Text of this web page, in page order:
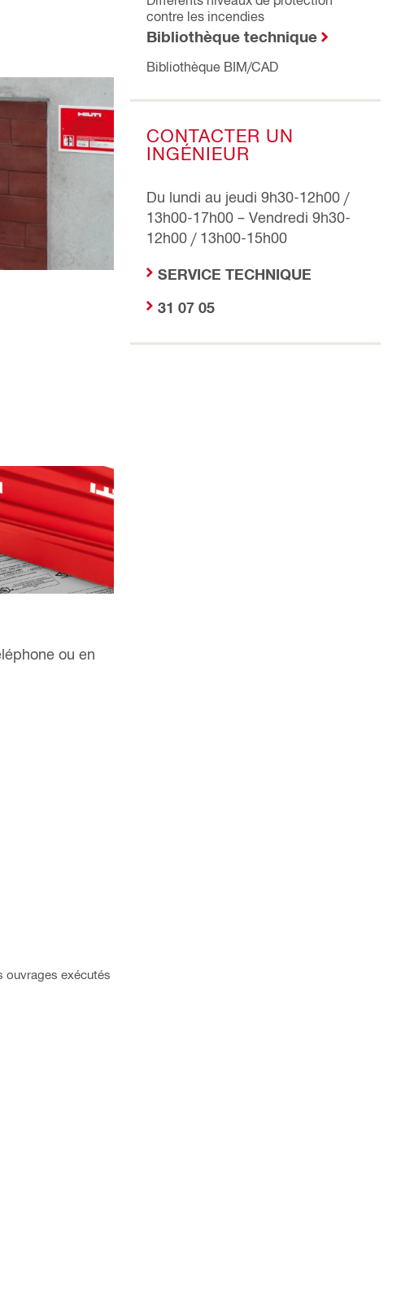
ou en
ouvrages exécutés
contre les incendies
Bibliothèque technique
Bibliothèque BIM/CAD
CONTACTER UN
INGÉNIEUR
Du lundi au jeudi 9h30-12h00 /
13h00-17h00 – Vendredi 9h30-
12h00 / 13h00-15h00
SERVICE TECHNIQUE
31 07 05